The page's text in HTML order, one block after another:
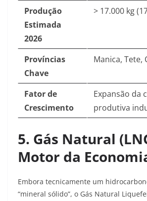
Produção
Estimada
2026
> 17.000 kg
Províncias
Chave
Manica, Tete,
Fator de
Crescimento
Expansão da
produtiva
5. Gás Natural
Motor da
Embora tecnicamente um
“mineral sólido”, o Gás Natural